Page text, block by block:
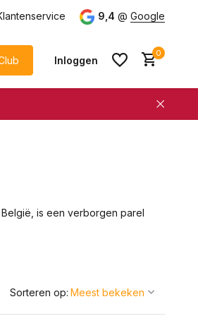
9,4 @ Google
Inloggen
0
is een verborgen parel
Sorteren op: